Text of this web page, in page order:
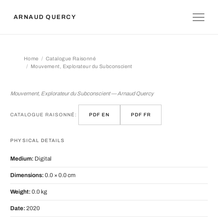
ARNAUD QUERCY
Home
Catalogue Raisonné
Mouvement, Explorateur du Subconscient
Mouvement, Explorateur du Subconscient — Arnaud Quercy
CATALOGUE RAISONNÉ: PDF EN PDF FR
PHYSICAL DETAILS
Medium: Digital
Dimensions: 0.0 × 0.0 cm
Weight: 0.0 kg
Date: 2020